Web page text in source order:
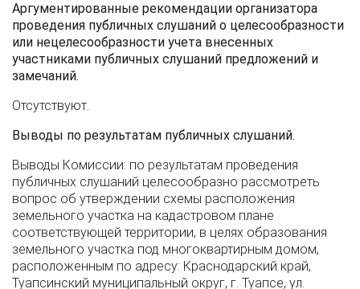
Аргументированные рекомендации организатора
проведения публичных слушаний о целесообразности
или нецелесообразности учета внесенных
участниками публичных слушаний предложений и
замечаний.
Отсутствуют.
Выводы по результатам публичных слушаний.
Выводы Комиссии: по результатам проведения
публичных слушаний целесообразно рассмотреть
вопрос об утверждении схемы расположения
земельного участка на кадастровом плане
соответствующей территории, в целях образования
земельного участка под многоквартирным домом,
расположенным по адресу: Краснодарский край,
Туапсинский муниципальный округ, г. Туапсе, ул.